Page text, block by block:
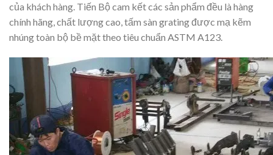
của khách hàng. Tiến Bộ cam kết các sản phẩm đều là hàng
chính hãng, chất lượng cao, tấm sàn grating được mạ kẽm
nhúng toàn bộ bề mặt theo tiêu chuẩn ASTM A123.